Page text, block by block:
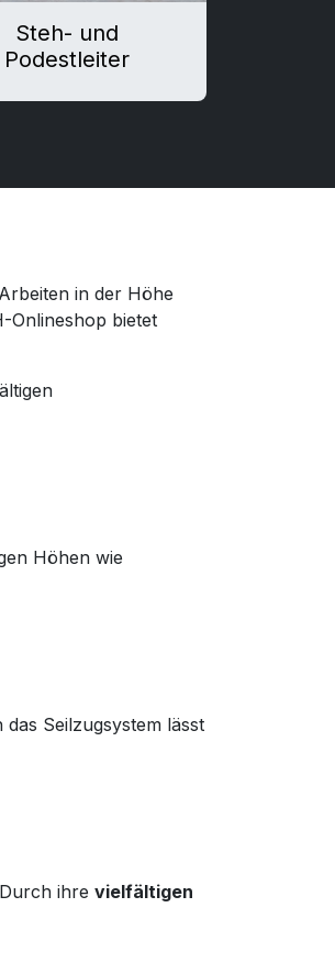
Steh- und
Podestleiter
in der Höhe
Onlineshop bietet
Höhen wie
Seilzugsystem lässt
ihre vielfältigen